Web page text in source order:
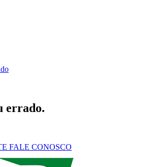
errado.
FALE CONOSCO